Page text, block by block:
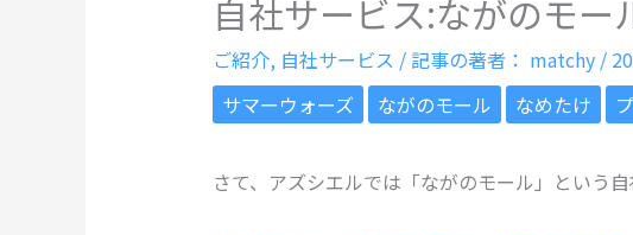
自社サービス:ながのモー
ご紹介, 自社サービス / 記事の著者： matchy /
サマーウォーズ
ながのモール なめたけ
さて、アズシエルでは「ながのモール」という